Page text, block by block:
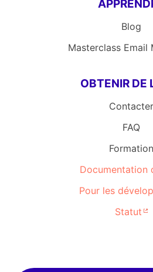
Blog
Masterclass Email
OBTENIR DE
Contacter
FAQ
Formation
Documentation
Pour les
Statut